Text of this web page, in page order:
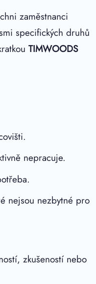
zaměstnanci
specifických druhů
TIMWOODS
nepracuje.
nejsou nezbytné pro
zkušeností nebo